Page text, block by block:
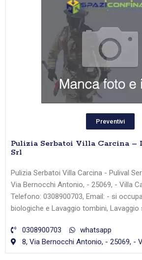
Preventivi
Pulizia Serbatoi Villa Carcina –
Srl
Pulizia Serbatoi Villa Carcina - Pulival
Via Bernocchi Antonio, - 25069, - Villa
Telefono: 0308900703, Email: - si
biologiche e Lavaggio tombini, Lavaggio
0308900703
whatsapp
8, Via Bernocchi Antonio, - 25069, -